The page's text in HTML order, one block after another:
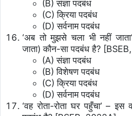
(B) संज्ञा पदबंध
(C) क्रिया पदबंध
(D) सर्वनाम पदबंध
‘अब तो मुझसे चला भी नहीं
जाता) कौन-सा पदबंध है?
(A) संज्ञा पदबंध
(B) विशेषण पदबंध
(C) क्रिया पदबंध
(D) सर्वनाम पदबंध
‘वह रोता-रोता घर पहुँचा’ – इस